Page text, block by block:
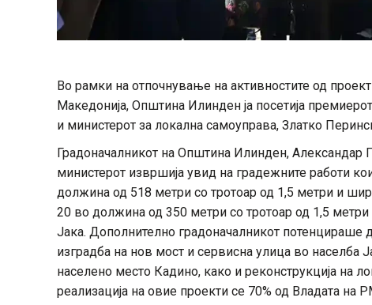
Во рамки на отпочнување на активностите од
Македонија, Општина Илинден ја посетија
и министерот за локална самоуправа, Златко
Градоначалникот на Општина Илинден, Александар
министерот извршија увид на градежните работи
должина од 518 метри со тротоар од 1,5 метри и
20 во должина од 350 метри со тротоар од 1,5
Јака. Дополнително градоначалникот потенцираше
изградба на нов мост и сервисна улица во населба
населено место Кадино, како и реконструкција на
реализација на овие проекти се 70% од Владата